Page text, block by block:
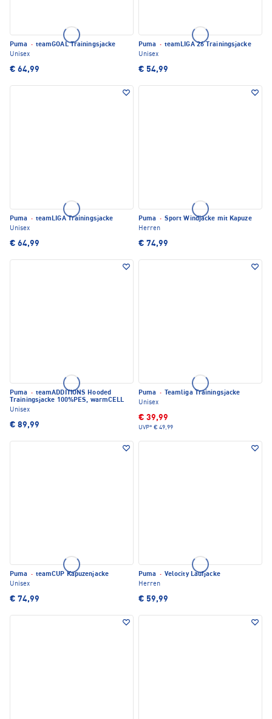
Puma · teamGOAL Trainingsjacke
Unisex
€ 64,99
Puma · teamLIGA 26 Trainingsjacke
Unisex
€ 54,99
Puma · teamLIGA Trainingsjacke
Unisex
€ 64,99
Puma · Sport Windjacke mit Kapuze
Herren
€ 74,99
Puma · teamADDITIONS Hooded
Trainingsjacke 100%PES, warmCELL
Unisex
€ 89,99
Puma ·
Teamliga Trainingsjacke
Unisex
€ 39,99
UVP* € 49,99
Puma · teamCUP Kapuzenjacke
Unisex
€ 74,99
Puma · Velocity Laufjacke
Herren
€ 59,99